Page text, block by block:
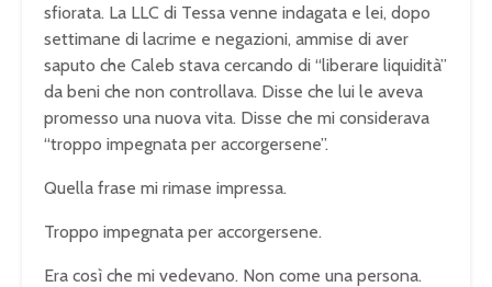
sfiorata. La LLC di Tessa venne indagata e lei, dopo
settimane di lacrime e negazioni, ammise di aver
saputo che Caleb stava cercando di “liberare liquidità”
da beni che non controllava. Disse che lui le aveva
promesso una nuova vita. Disse che mi considerava
“troppo impegnata per accorgersene”.
Quella frase mi rimase impressa.
Troppo impegnata per accorgersene.
Era così che mi vedevano. Non come una persona.